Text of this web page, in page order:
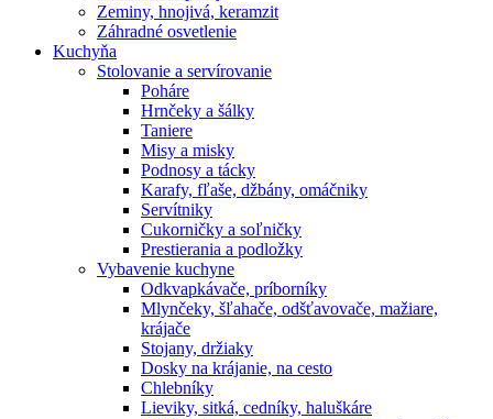
Zeminy, hnojivá, keramzit
Záhradné osvetlenie
Kuchyňa
Stolovanie a servírovanie
Poháre
Hrnčeky a šálky
Taniere
Misy a misky
Podnosy a tácky
Karafy, fľaše, džbány, omáčniky
Servítniky
Cukorničky a soľničky
Prestierania a podložky
Vybavenie kuchyne
Odkvapkávače, príborníky
Mlynčeky, šľahače, odšťavovače, mažiare,
krájače
Stojany, držiaky
Dosky na krájanie, na cesto
Chlebníky
Lieviky, sitká, cedníky, haluškáre